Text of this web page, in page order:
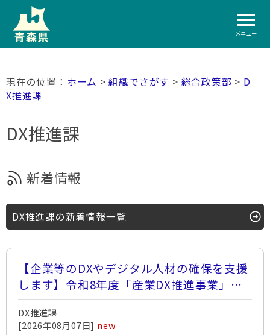
メニュー
ホーム >組織でさがす > 総合政策部 > D
X推進課
DX推進課
新着情報
DX推進課の新着情報一覧
【企業等のDXやデジタル人材の確保を支援
します】令和8年度「産業DX推進事業」一
覧
DX推進課
[2026年08月07日] new